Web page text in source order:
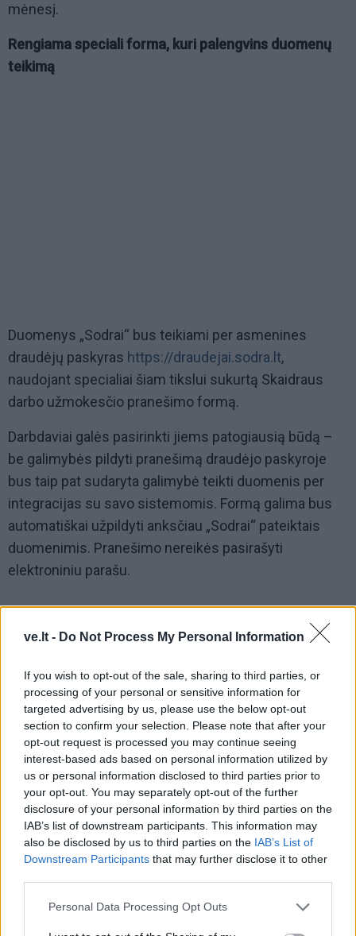
ve.lt - Do Not Process My Personal Information
If you wish to opt-out of the sale, sharing to third parties, or
processing of your personal or sensitive information for
targeted advertising by us, please use the below opt-out
section to confirm your selection. Please note that after your
opt-out request is processed you may continue seeing
interest-based ads based on personal information utilized by
us or personal information disclosed to third parties prior to
your opt-out. You may separately opt-out of the further
disclosure of your personal information by third parties on the
IAB’s list of downstream participants. This information may
also be disclosed by us to third parties on the IAB’s List of
Downstream Participants that may further disclose it to other
Personal Data Processing Opt Outs
mėnesį.
Rengiama speciali forma, kuri palengvins duomenų
teikimą
Duomenys „Sodrai“ bus teikiami per asmenines
draudėjų paskyras https://draudejai.sodra.lt,
naudojant specialiai šiam tikslui sukurtą Skaidraus
darbo užmokesčio pranešimo formą.
Darbdaviai galės pasirinkti jiems patogiausią būdą –
be galimybės pildyti pranešimą draudėjo paskyroje
bus taip pat sudaryta galimybė teikti duomenis per
integracijas su savo sistemomis. Formą galima bus
automatiškai užpildyti anksčiau „Sodrai“ pateiktais
duomenimis. Pranešimo nereikės pasirašyti
elektroniniu parašu.
Į Klaipėdą iš emigracijos
grįžusi Karina Kučinskienė
įvardijo didžiausią savo
norą
Jūros šventę anksčiau
puošęs Anatolijus
Klemencovas: gal jau
užtenka
Šiuo metu skaitomiausi
katastrofišką karo pabaigą